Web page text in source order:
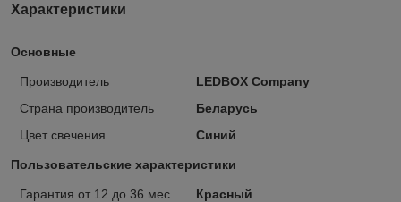
Характеристики
Основные
Производитель
LEDBOX Company
Страна производитель
Беларусь
Цвет свечения
Синий
Пользовательские характеристики
Гарантия от 12 до 36 мес.
Красный